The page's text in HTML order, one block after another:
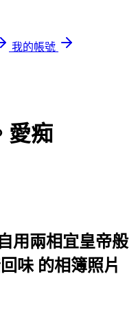
我的帳號
愛痴
用兩相宜皇帝般
味 的相簿照片